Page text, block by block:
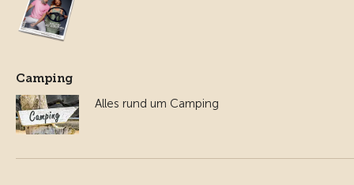
Camping
Alles rund um Camping